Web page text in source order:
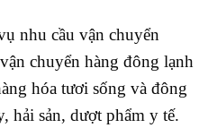
cầu vận chuyển
chuyển hàng đông lạnh
hóa tươi sống và đông
hải sản, dượt phẩm y tế.